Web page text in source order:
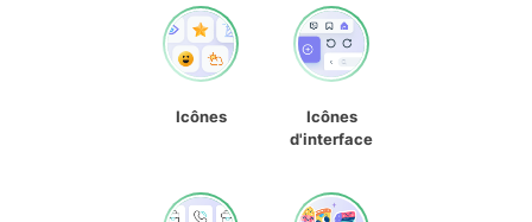
Icônes
Icônes
d'interface